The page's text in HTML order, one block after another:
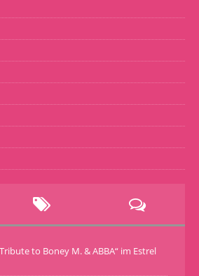
to Boney M. & ABBA“ im Estrel